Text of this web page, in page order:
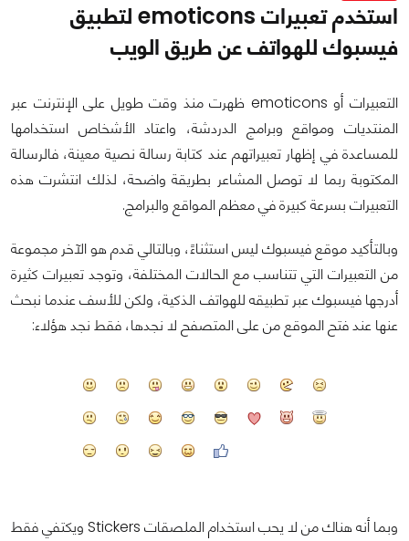
استخدم تعبيرات emoticons لتطبيق
فيسبوك للهواتف عن طريق الويب
التعبيرات أو emoticons ظهرت منذ وقت طويل على الإنترنت عبر
المنتديات ومواقع وبرامج الدردشة، واعتاد الأشخاص استخدامها
للمساعدة في إظهار تعبيراتهم عند كتابة رسالة نصية معينة، فالرسالة
المكتوبة ربما لا توصل المشاعر بطريقة واضحة، لذلك انتشرت هذه
التعبيرات بسرعة كبيرة في معظم المواقع والبرامج.
وبالتأكيد موقع فيسبوك ليس استثناءً، وبالتالي قدم هو الآخر مجموعة
من التعبيرات التي تتناسب مع الحالات المختلفة، وتوجد تعبيرات كثيرة
أدرجها فيسبوك عبر تطبيقه للهواتف الذكية، ولكن للأسف عندما نبحث
عنها عند فتح الموقع من على المتصفح لا نجدها، فقط نجد هؤلاء:
وبما أنه هناك من لا يحب استخدام الملصقات Stickers ويكتفي فقط